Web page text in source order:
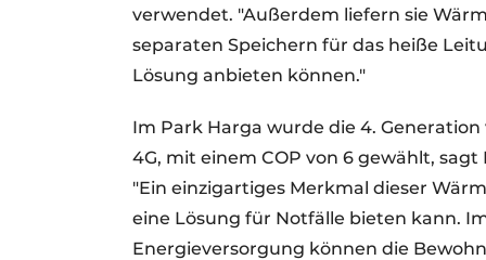
verwendet. "Außerdem liefern sie
separaten Speichern für das heiße
Lösung anbieten können."
Im Park Harga wurde die 4.
4G, mit einem COP von 6 gewählt,
"Ein einzigartiges Merkmal dieser
eine Lösung für Notfälle bieten kann.
Energieversorgung können die